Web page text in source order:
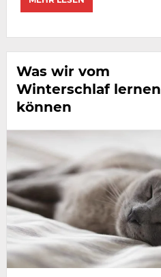
Was wir vom
Winterschlaf lernen
können